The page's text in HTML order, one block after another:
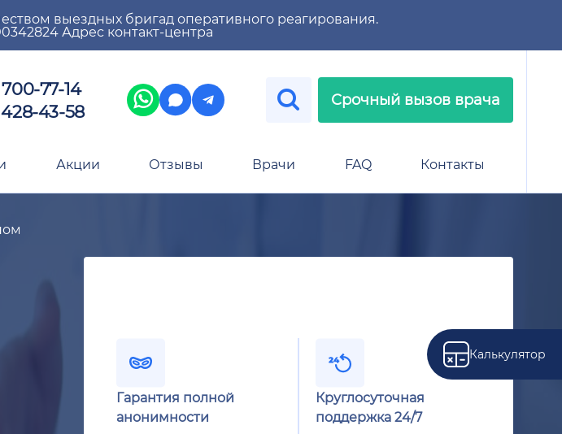
выездных бригад оперативного реагирования.
Адрес контакт-центра
77-14
43-58
Срочный вызов врача
Акции Отзывы Врачи FAQ Контакты
Калькулятор
Гарантия полной
анонимности
Круглосуточная
поддержка 24/7